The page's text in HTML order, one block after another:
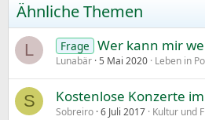
Ähnliche Themen
L Frage Wer kann mir
Lunabär 5 Mai 2020 Leben in
S Kostenlose Konzerte
Sobreiro 6 Juli 2017 Kultur und